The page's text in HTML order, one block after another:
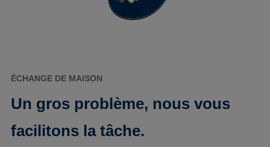
ÉCHANGE DE MAISON
Un gros problème, nous vous
facilitons la tâche.